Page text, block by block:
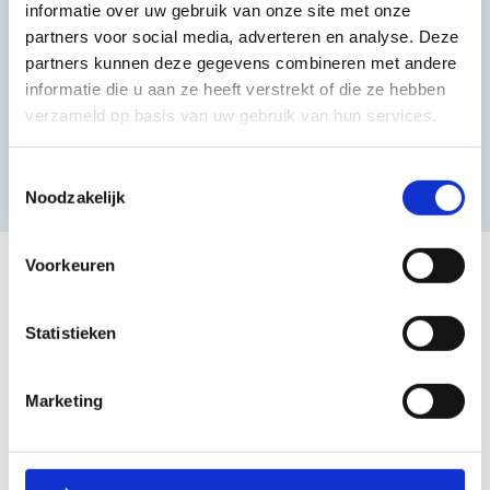
informatie over uw gebruik van onze site met onze
partners voor social media, adverteren en analyse. Deze
partners kunnen deze gegevens combineren met andere
informatie die u aan ze heeft verstrekt of die ze hebben
verzameld op basis van uw gebruik van hun services.
Noodzakelijk
Voorkeuren
Statistieken
Marketing
vertegenwoordigers helpen u graag.
Bel: +31 (0)30 227 1111
Mail: sales@matex.nl
overheaddeuren
Wilt u een geïsoleerde overheaddeur kopen? Bij Matex vindt u
hoogwaardige overheaddeuren die zorgen voor uitstekende
isolatie van uw gebouw. Standaard leveren wij deuren met
sandwichpanelen van 40 mm dik, maar voor extra isolatie kunt u